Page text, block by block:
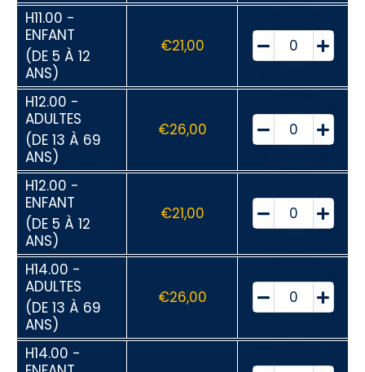
H11.00 -
ENFANT
(DE 5 À 12
ANS)
€21,00
H12.00 -
ADULTES
(DE 13 À 69
ANS)
€26,00
H12.00 -
ENFANT
(DE 5 À 12
ANS)
€21,00
H14.00 -
ADULTES
(DE 13 À 69
ANS)
€26,00
H14.00 -